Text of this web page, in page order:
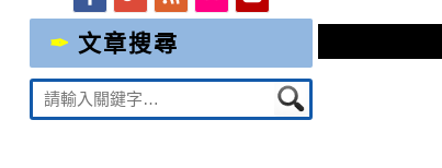
導
覽
章：
文章搜尋
Suche
nach: